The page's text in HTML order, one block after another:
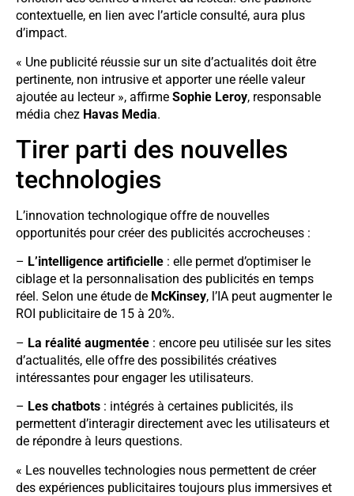
contextuelle, en lien avec l’article consulté, aura plus
d’impact.
« Une publicité réussie sur un site d’actualités doit être
pertinente, non intrusive et apporter une réelle valeur
ajoutée au lecteur », affirme Sophie Leroy, responsable
média chez Havas Media.
Tirer parti des nouvelles
technologies
L’innovation technologique offre de nouvelles
opportunités pour créer des publicités accrocheuses :
– L’intelligence artificielle : elle permet d’optimiser le
ciblage et la personnalisation des publicités en temps
réel. Selon une étude de McKinsey, l’IA peut augmenter le
ROI publicitaire de 15 à 20%.
– La réalité augmentée : encore peu utilisée sur les sites
d’actualités, elle offre des possibilités créatives
intéressantes pour engager les utilisateurs.
– Les chatbots : intégrés à certaines publicités, ils
permettent d’interagir directement avec les utilisateurs et
de répondre à leurs questions.
« Les nouvelles technologies nous permettent de créer
des expériences publicitaires toujours plus immersives et